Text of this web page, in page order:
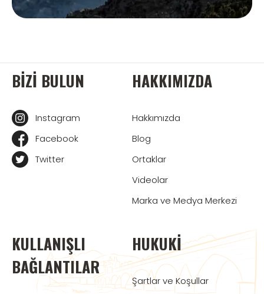
BIZI BULUN
Instagram
Facebook
Twitter
HAKKIMIZDA
Hakkımızda
Blog
Ortaklar
Videolar
Marka ve Medya Merkezi
KULLANIŞLI
BAĞLANTILAR
HUKUKI
Şartlar ve Koşullar